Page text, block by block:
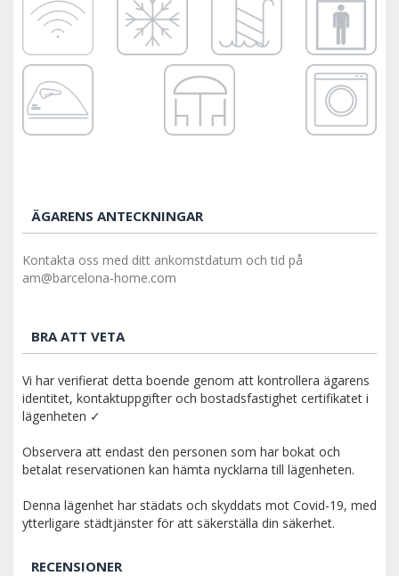
ÄGARENS ANTECKNINGAR
Kontakta oss med ditt ankomstdatum och tid på
am@barcelona-home.com
BRA ATT VETA
Vi har verifierat detta boende genom att kontrollera ägarens
identitet, kontaktuppgifter och bostadsfastighet certifikatet i
lägenheten ✓
Observera att endast den personen som har bokat och
betalat reservationen kan hämta nycklarna till lägenheten.
Denna lägenhet har städats och skyddats mot Covid-19, med
ytterligare städtjänster för att säkerställa din säkerhet.
RECENSIONER